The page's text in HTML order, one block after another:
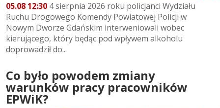
05.08 12:30 4 sierpnia 2026 roku policjanci Wydziału
Ruchu Drogowego Komendy Powiatowej Policji w
Nowym Dworze Gdańskim interweniowali wobec
kierującego, który będąc pod wpływem alkoholu
doprowadził do...
Co było powodem zmiany
warunków pracy pracowników
EPWiK?